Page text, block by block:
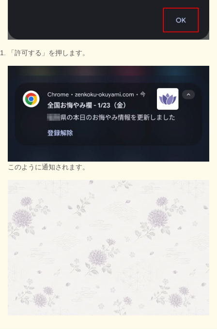
「許可する」を押します。
このように通知されます。